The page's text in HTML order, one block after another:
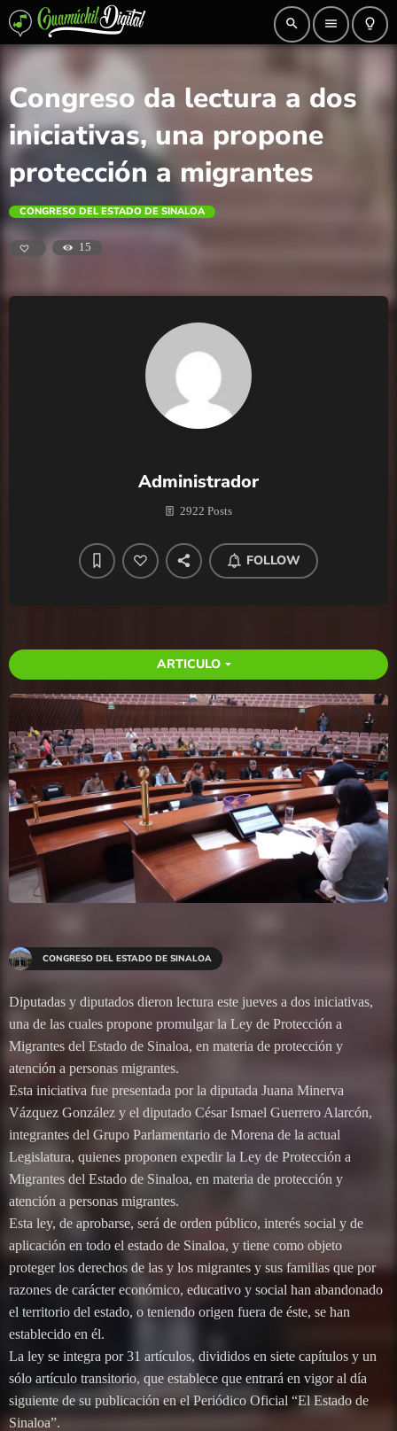
search menu lightbulb_outline
Congreso da lectura a dos
iniciativas, una propone
protección a migrantes
CONGRESO DEL ESTADO DE SINALOA
15
Administrador
2922 Posts
FOLLOW
ARTICULO arrow_drop_down
CONGRESO DEL ESTADO DE SINALOA
Diputadas y diputados dieron lectura este jueves a dos iniciativas,
una de las cuales propone promulgar la Ley de Protección a
Migrantes del Estado de Sinaloa, en materia de protección y
atención a personas migrantes.
Esta iniciativa fue presentada por la diputada Juana Minerva
Vázquez González y el diputado César Ismael Guerrero Alarcón,
integrantes del Grupo Parlamentario de Morena de la actual
Legislatura, quienes proponen expedir la Ley de Protección a
Migrantes del Estado de Sinaloa, en materia de protección y
atención a personas migrantes.
Esta ley, de aprobarse, será de orden público, interés social y de
aplicación en todo el estado de Sinaloa, y tiene como objeto
proteger los derechos de las y los migrantes y sus familias que por
razones de carácter económico, educativo y social han abandonado
el territorio del estado, o teniendo origen fuera de éste, se han
establecido en él.
La ley se integra por 31 artículos, divididos en siete capítulos y un
sólo artículo transitorio, que establece que entrará en vigor al día
siguiente de su publicación en el Periódico Oficial “El Estado de
Sinaloa”.